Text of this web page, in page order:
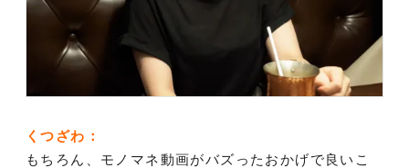
くつざわ：
もちろん、モノマネ動画がバズったおかげで良いこ